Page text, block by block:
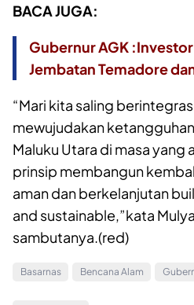
BACA JUGA:
Gubernur AGK
Jembatan Temadore
“Mari kita saling
mewujudakan
Maluku Utara di masa
prinsip membangun
aman dan berkelanjutan
and sustainable,”kata
sambutanya.(red)
Basarnas Bencana Alam